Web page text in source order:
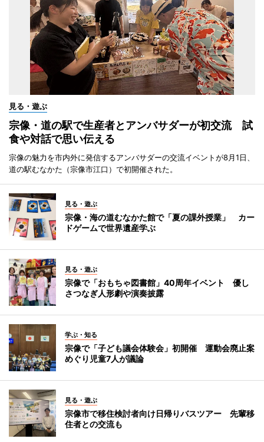
見る・遊ぶ
宗像・道の駅で生産者とアンバサダーが初交流 試
食や対話で思い伝える
宗像の魅力を市内外に発信するアンバサダーの交流イベントが8月1日、
道の駅むなかた（宗像市江口）で初開催された。
見る・遊ぶ
宗像・海の道むなかた館で「夏の課外授業」 カー
ドゲームで世界遺産学ぶ
見る・遊ぶ
宗像で「おもちゃ図書館」40周年イベント 優し
さつなぎ人形劇や演奏披露
学ぶ・知る
宗像で「子ども議会体験会」初開催 運動会廃止案
めぐり児童7人が議論
見る・遊ぶ
宗像市で移住検討者向け日帰りバスツアー 先輩移
住者との交流も